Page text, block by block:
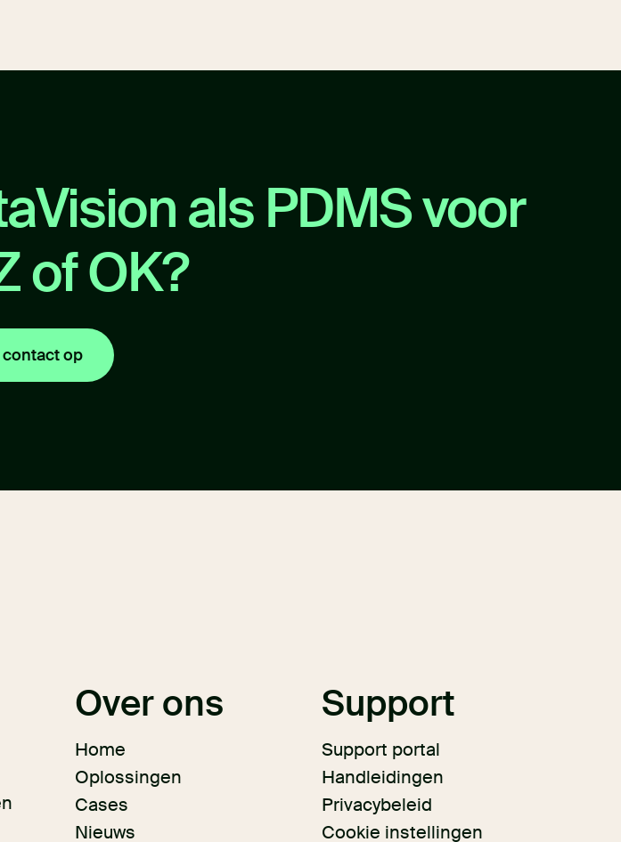
als PDMS voor
of OK?
op
Over ons
Home
Oplossingen
Cases
Nieuws
Support
Support portal
Handleidingen
Privacybeleid
Cookie instellingen